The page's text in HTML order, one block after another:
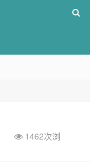
1462次浏